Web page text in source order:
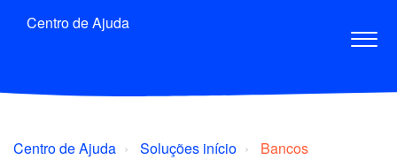
Centro de Ajuda
Centro de Ajuda Soluções início Bancos